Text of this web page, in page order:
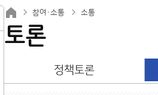
참여·소통 소통
토론
정책토론